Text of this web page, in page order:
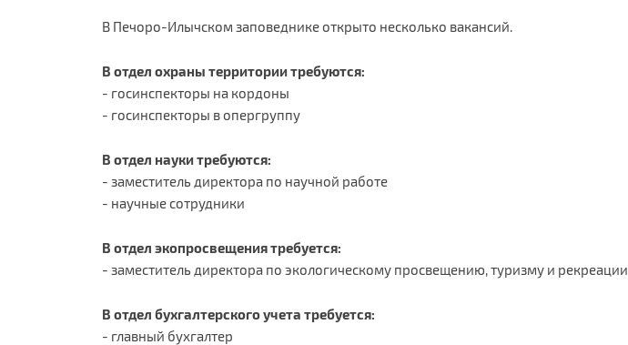
В Печоро-Илычском заповеднике открыто несколько вакансий.
В отдел охраны территории требуются:
- госинспекторы на кордоны
- госинспекторы в опергруппу​
В отдел науки требуются:
- заместитель директора по научной работе
- научные сотрудники​
В отдел экопросвещения требуется:
- заместитель директора по экологическому просвещению, туризму и рекреации
В отдел бухгалтерского учета требуется:
- главный бухгалтер